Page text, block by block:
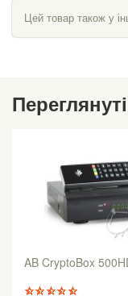
Цей товар також у
AB CryptoBox